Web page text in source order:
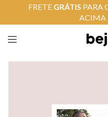
FRETE GRÁTIS PARA
ACIMA